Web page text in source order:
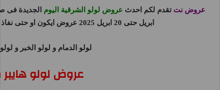
عروض نت تقدم لكم احدث عروض لولو الشرقية اليوم
الجديدة فى
ابريل حتى 20 ابريل 2025 عروض ايكون او حتى نفاذ الكمية من
لولو الدمام و لولو الخبر و
عروض لولو هايبر